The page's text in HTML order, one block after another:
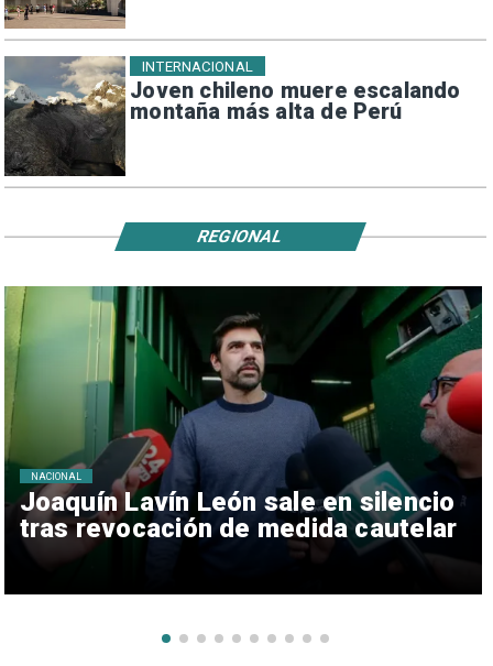
Joven chileno muere escalando
montaña más alta de Perú
INTERNACIONAL
Joaquín Lavín León sale en silencio
tras revocación de medida cautelar
NACIONAL
REGIONAL